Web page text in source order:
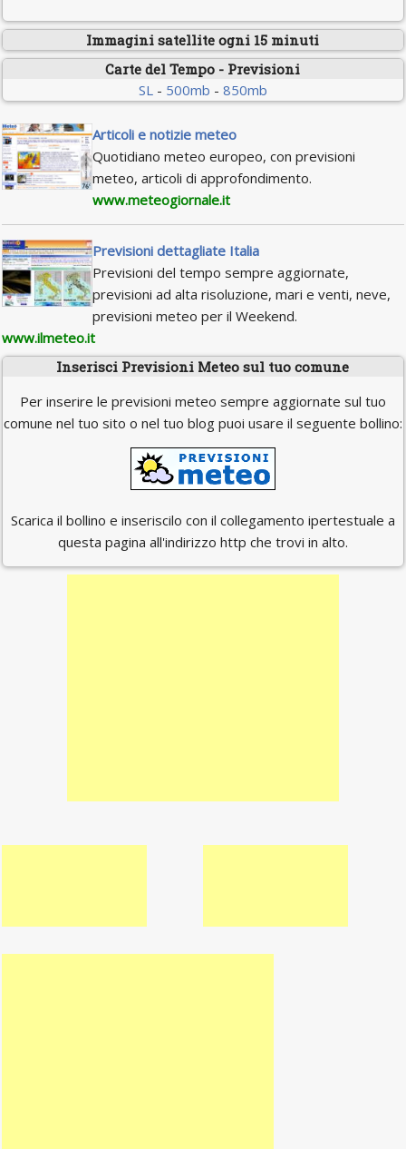
Immagini satellite ogni 15 minuti
Carte del Tempo - Previsioni
SL- 500mb - 850mb
Articoli e notizie meteo
Quotidiano meteo europeo, con previsioni
meteo, articoli di approfondimento.
www.meteogiornale.it
Previsioni dettagliate Italia
Previsioni del tempo sempre aggiornate,
previsioni ad alta risoluzione, mari e venti, neve,
previsioni meteo per il Weekend.
www.ilmeteo.it
Inserisci Previsioni Meteo sul tuo comune
Per inserire le previsioni meteo sempre aggiornate sul tuo
comune nel tuo sito o nel tuo blog puoi usare il seguente bollino:
Scarica il bollino e inseriscilo con il collegamento ipertestuale a
questa pagina all'indirizzo http che trovi in alto.